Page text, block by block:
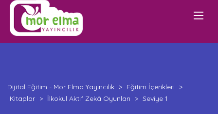
Dijital Eğitim - Mor Elma Yayıncılık > Eğitim İçerikleri
>
Kitaplar > İlkokul Aktif Zekâ Oyunları > Seviye 1